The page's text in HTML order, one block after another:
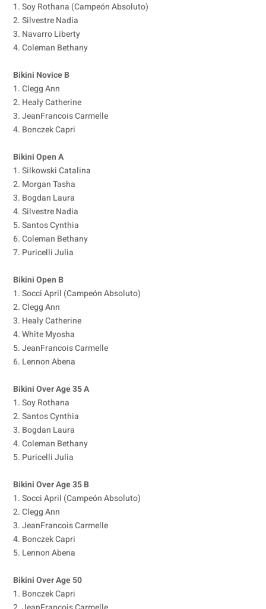
1. Soy Rothana (Campeón Absoluto)
2. Silvestre Nadia
3. Navarro Liberty
4. Coleman Bethany
Bikini Novice B
1. Clegg Ann
2. Healy Catherine
3. JeanFrancois Carmelle
4. Bonczek Capri
Bikini Open A
1. Silkowski Catalina
2. Morgan Tasha
3. Bogdan Laura
4. Silvestre Nadia
5. Santos Cynthia
6. Coleman Bethany
7. Puricelli Julia
Bikini Open B
1. Socci April (Campeón Absoluto)
2. Clegg Ann
3. Healy Catherine
4. White Myosha
5. JeanFrancois Carmelle
6. Lennon Abena
Bikini Over Age 35 A
1. Soy Rothana
2. Santos Cynthia
3. Bogdan Laura
4. Coleman Bethany
5. Puricelli Julia
Bikini Over Age 35 B
1. Socci April (Campeón Absoluto)
2. Clegg Ann
3. JeanFrancois Carmelle
4. Bonczek Capri
5. Lennon Abena
Bikini Over Age 50
1. Bonczek Capri